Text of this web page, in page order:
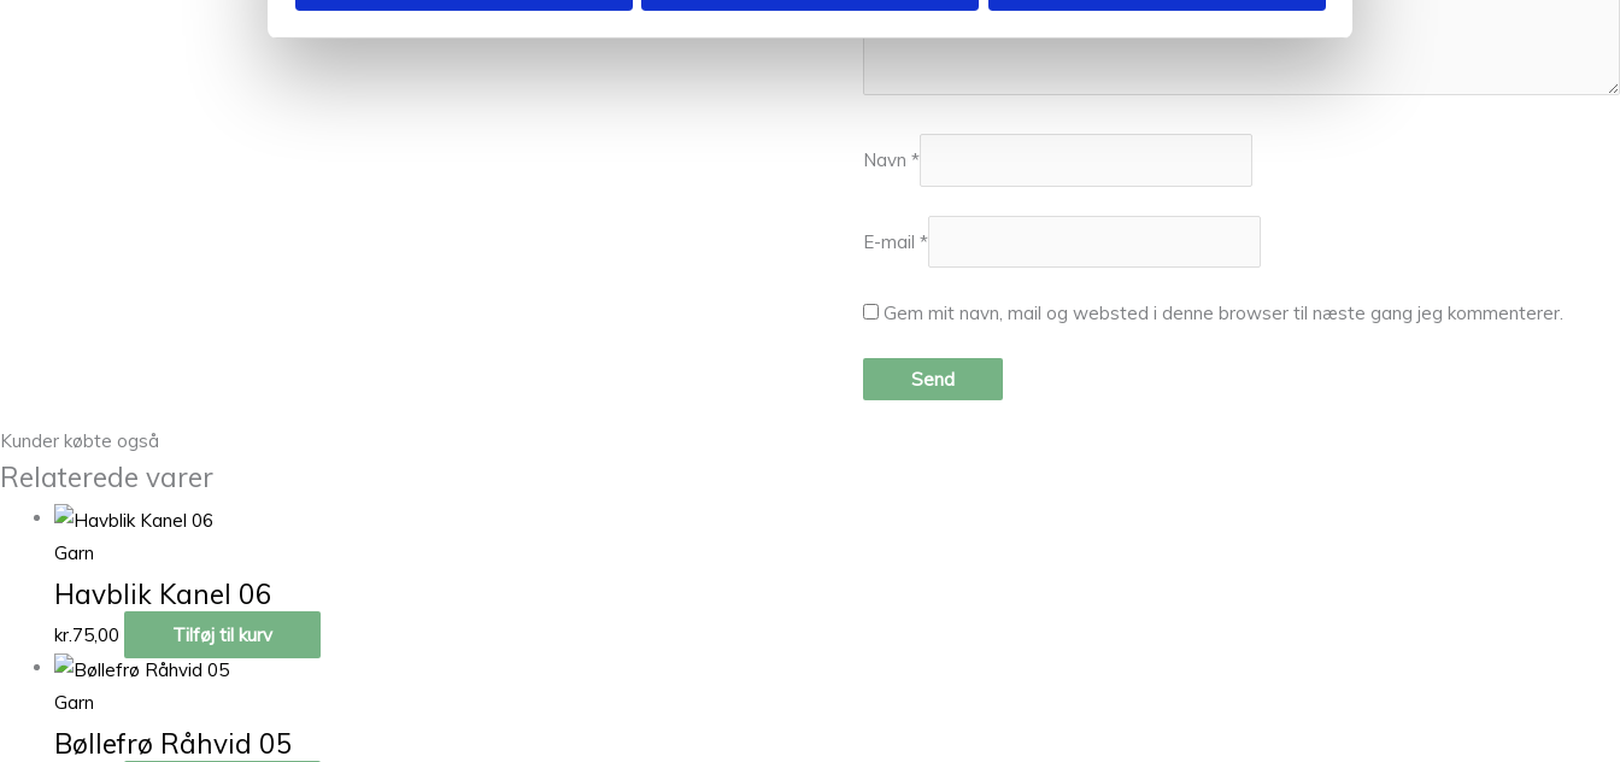
Navn *
E-mail *
Gem mit navn, mail og websted i denne browser til næste gang jeg kommenterer.
Kunder købte også
Relaterede varer
Garn
Havblik Kanel 06
kr.75,00 Tilføj til kurv
Garn
Bøllefrø Råhvid 05